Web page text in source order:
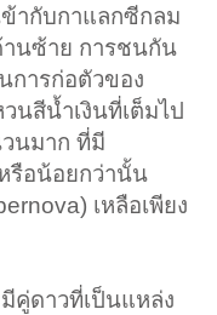
ากับกาแลกซีกลม
านซ้าย การชนกัน
การก่อตัวของ
นสีน้ำเงินที่เต็มไป
นมาก ที่มี
รือน้อยกว่านั้น
เหลือเพียง
คู่ดาวที่เป็นแหล่ง